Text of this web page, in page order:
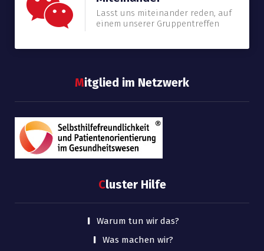
Lasst uns miteinander reden, auf
einem unserer Gruppentreffen
Mitglied im Netzwerk
Cluster Hilfe
Warum tun wir das?
Was machen wir?